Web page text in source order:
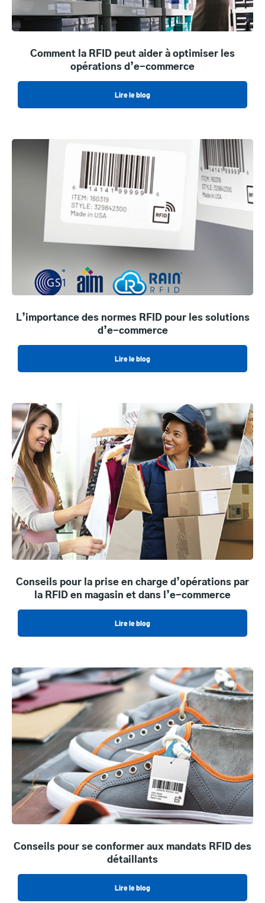
Comment la RFID peut aider à optimiser les
opérations d’e-commerce
Lire le blog
L’importance des normes RFID pour les solutions
d’e-commerce
Lire le blog
Conseils pour la prise en charge d’opérations par
la RFID en magasin et dans l’e-commerce
Lire le blog
Conseils pour se conformer aux mandats RFID des
détaillants
Lire le blog